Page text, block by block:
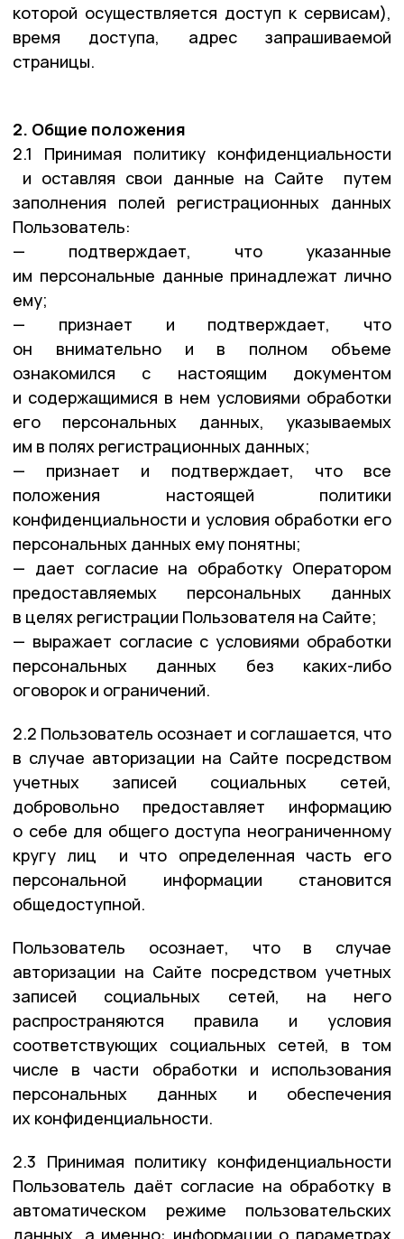
которой осуществляется доступ к сервисам),
время доступа, адрес запрашиваемой
страницы.
2. Общие положения
2.1 Принимая политику конфиденциальности
и оставляя свои данные на Сайте путем
заполнения полей регистрационных данных
Пользователь:
— подтверждает, что указанные
им персональные данные принадлежат лично
ему;
— признает и подтверждает, что
он внимательно и в полном объеме
ознакомился с настоящим документом
и содержащимися в нем условиями обработки
его персональных данных, указываемых
им в полях регистрационных данных;
— признает и подтверждает, что все
положения настоящей политики
конфиденциальности и условия обработки его
персональных данных ему понятны;
— дает согласие на обработку Оператором
предоставляемых персональных данных
в целях регистрации Пользователя на Сайте;
— выражает согласие с условиями обработки
персональных данных без каких-либо
оговорок и ограничений.
2.2 Пользователь осознает и соглашается, что
в случае авторизации на Сайте посредством
учетных записей социальных сетей,
добровольно предоставляет информацию
о себе для общего доступа неограниченному
кругу лиц и что определенная часть его
персональной информации становится
общедоступной.
Пользователь осознает, что в случае
авторизации на Сайте посредством учетных
записей социальных сетей, на него
распространяются правила и условия
соответствующих социальных сетей, в том
числе в части обработки и использования
персональных данных и обеспечения
их конфиденциальности.
2.3 Принимая политику конфиденциальности
Пользователь даёт согласие на обработку в
автоматическом режиме пользовательских
данных, а именно: информации о параметрах